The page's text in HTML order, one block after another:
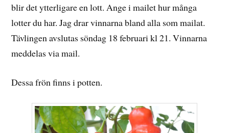
blir det ytterligare en lott. Ange i mailet hur många
lotter du har. Jag drar vinnarna bland alla som mailat.
Tävlingen avslutas söndag 18 februari kl 21. Vinnarna
meddelas via mail.
Dessa frön finns i potten.